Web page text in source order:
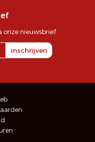
onze nieuwsbrief
inschrijven